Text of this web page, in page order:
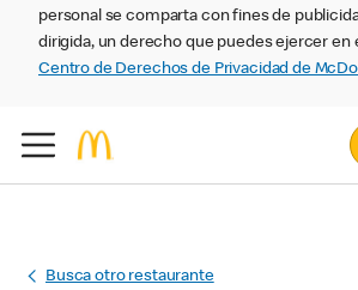
personal se comparta con fines de
dirigida, un derecho que puedes ejercer en
Centro de Derechos de Privacidad de
Busca otro restaurante